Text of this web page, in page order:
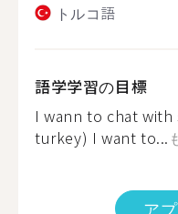
トルコ語
語学学習の目標
I wann to chat with
turkey) I want to...
ア